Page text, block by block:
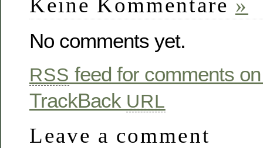
Keine Kommentare »
No comments yet.
RSS feed for comments
TrackBack URL
Leave a comment